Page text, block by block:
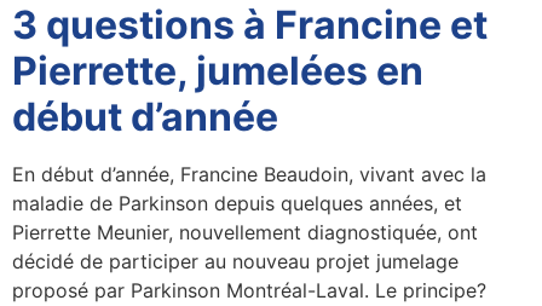
3 questions à Francine et
Pierrette, jumelées en
début d’année
En début d’année, Francine Beaudoin, vivant avec la
maladie de Parkinson depuis quelques années, et
Pierrette Meunier, nouvellement diagnostiquée, ont
décidé de participer au nouveau projet jumelage
proposé par Parkinson Montréal-Laval. Le principe?